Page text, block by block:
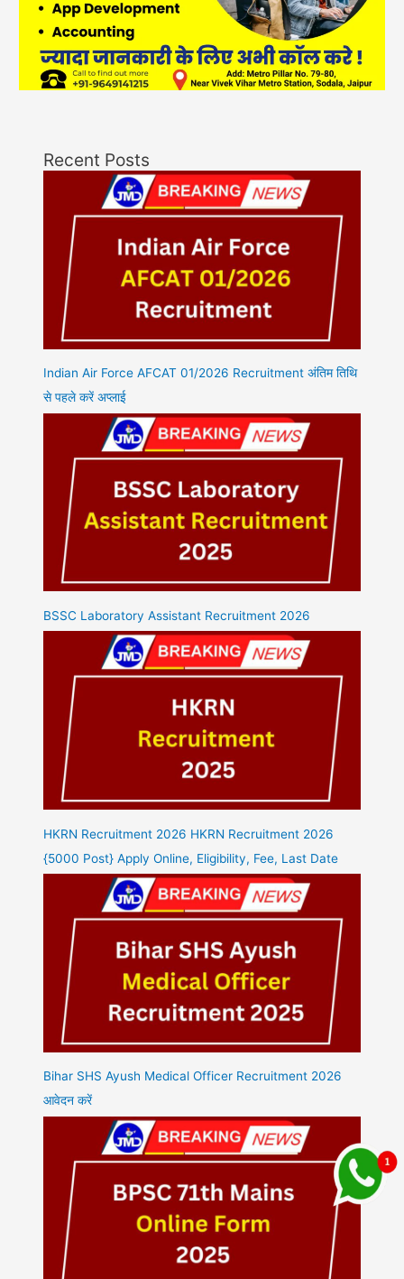
Recent Posts
Indian Air Force AFCAT 01/2026 Recruitment अंतिम तिथि
से पहले करें अप्लाई
BSSC Laboratory Assistant Recruitment 2026
HKRN Recruitment 2026 HKRN Recruitment 2026
{5000 Post} Apply Online, Eligibility, Fee, Last Date
Bihar SHS Ayush Medical Officer Recruitment 2026
आवेदन करें